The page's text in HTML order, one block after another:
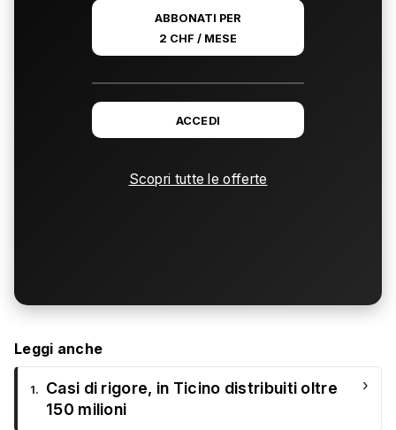
ABBONATI PER
2 CHF / MESE
ACCEDI
Scopri tutte le offerte
Leggi anche
1.
Casi di rigore, in Ticino distribuiti oltre
150 milioni
›